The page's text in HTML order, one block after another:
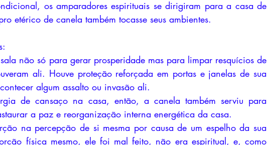
os amparadores espirituais se dirigiram para a casa de
etérico de canela também tocasse seus ambientes.
não só para gerar prosperidade mas para limpar resquícios de
ali. Houve proteção reforçada em portas e janelas de sua
algum assalto ou invasão ali.
de cansaço na casa, então, a canela também serviu para
a paz e reorganização interna energética da casa.
na percepção de si mesma por causa de um espelho da sua
física mesmo, ele foi mal feito, não era espiritual, e, como